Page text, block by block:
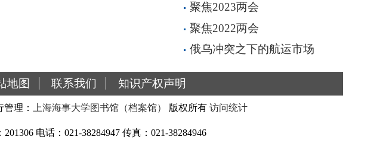
聚焦2023两会
聚焦2022两会
俄乌冲突之下的航运市场
地图 联系我们 知识产权声明
理： 上海海事大学图书馆（档案馆） 版权所有 访问统计
电话：021-38284947 传真：021-38284946